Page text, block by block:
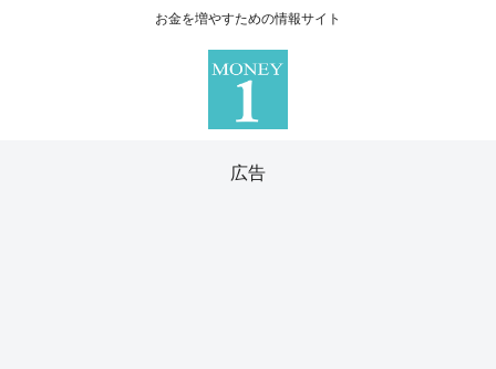
お金を増やすための情報サイト
広告